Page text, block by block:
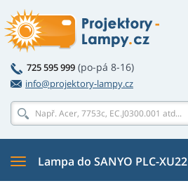
725 595 999 (po-pá 8-16)
info@projektory-lampy.cz
Lampa do SANYO PLC-XU22